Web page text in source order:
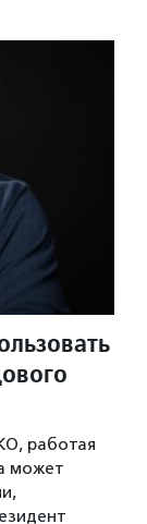
работая
может